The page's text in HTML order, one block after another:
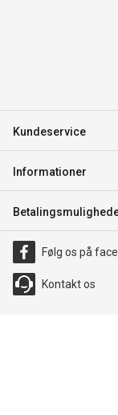
Kundeservice
Informationer
Følg os på
Kontakt os